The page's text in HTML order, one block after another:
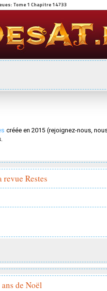
créée en 2015 (rejoignez-nous,
revue Restes
de Noël